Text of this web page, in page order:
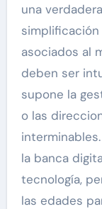
una
asociados al
deben ser
supone la
o las
la banca
tecnología,
las edades